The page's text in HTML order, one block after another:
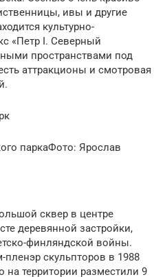
ивы и другие
культурно-
«Петр I. Северный
пространствами под
аттракционы и смотровая
паркаФото: Ярослав
сквер в центре
деревянной застройки,
финляндской войны.
скульпторов в 1988
на территории разместили 9